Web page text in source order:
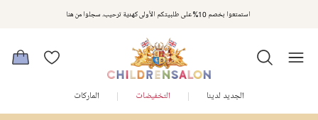
استمتعوا بخصم 10% على طلبيتكم الأولى كهدية ترحيب. سجلوا من هنا
الجديد لدينا التخفيضات الماركات